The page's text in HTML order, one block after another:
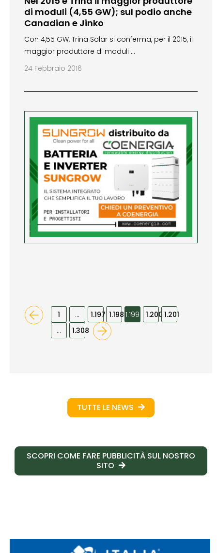
di moduli (4,55 GW); sul podio anche
Canadian e Jinko
Con 4,55 GW, Trina Solar si conferma, per il 2015, il
maggior produttore di moduli …
24 Febbraio 2016
1 … 1.197 1.198 1.199 1.200 1.201
…
1.308
TUTTE LE NEWS
SCOPRI COME FARE PUBBLICITÀ SUL NOSTRO
SITO